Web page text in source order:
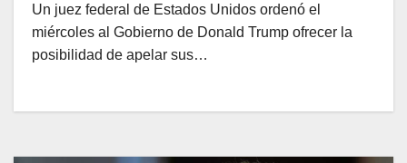
Un juez federal de Estados Unidos ordenó el
miércoles al Gobierno de Donald Trump ofrecer la
posibilidad de apelar sus…